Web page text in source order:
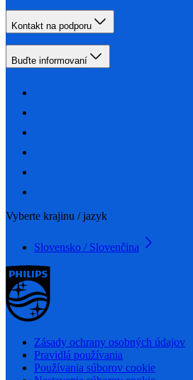
Kontakt na podporu
Buďte informovaní
Vyberte krajinu / jazyk
Slovensko / Slovenčina
Zásady ochrany osobných údajov
Pravidlá používania
Používania súborov cookie